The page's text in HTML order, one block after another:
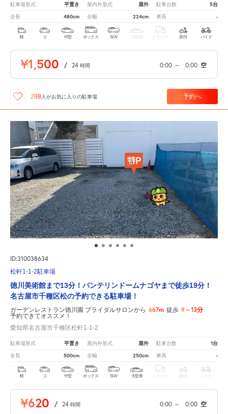
駐車場形式 平置き 屋内外形式 屋外 駐車台数 5台
全長 480cm 全幅 224cm 車高 -
軽 コ 中型 ボックス SUV 大型車 トラック 原付 バイク
¥1,500 / 24 時間 0:00 ～ 0:00 空
288人がお気に入りの駐車場 予約へ
ID:310038634
松軒1-1-2駐車場
徳川美術館まで13分！バンテリンドームナゴヤまで徒歩19分！
名古屋市千種区松の予約できる駐車場！
ガーデンレストラン徳川園 ブライダルサロンから 667m 徒歩 9～13分
予約できてオススメ！
愛知県名古屋市千種区松軒1-1-2
駐車場形式 平置き 屋内外形式 屋外 駐車台数 1台
全長 500cm 全幅 250cm 車高 -
軽 コ 中型 ボックス SUV 大型車 トラック 原付 バイク
¥620 / 24 時間 0:00 ～ 0:00 空